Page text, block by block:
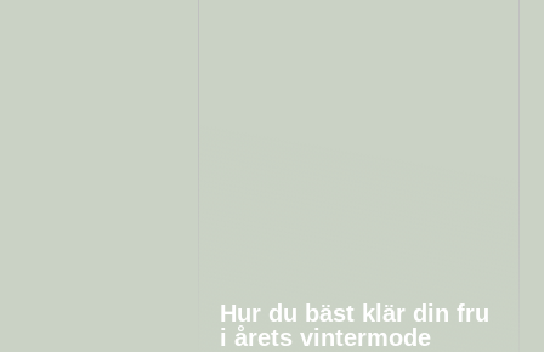
Hur du bäst klär din fru
i årets vintermode